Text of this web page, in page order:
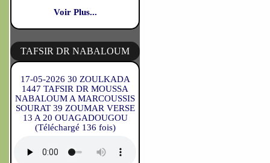
Voir Plus...
TAFSIR DR NABALOUM
17-05-2026 30 ZOULKADA
1447 TAFSIR DR MOUSSA
NABALOUM A MARCOUSSIS
SOURAT 39 ZOUMAR VERSE
13 A 20 OUAGADOUGOU
(Téléchargé 136 fois)